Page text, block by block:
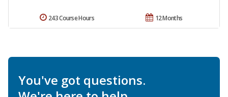
12 Months
243 Course Hours
You've got questions.